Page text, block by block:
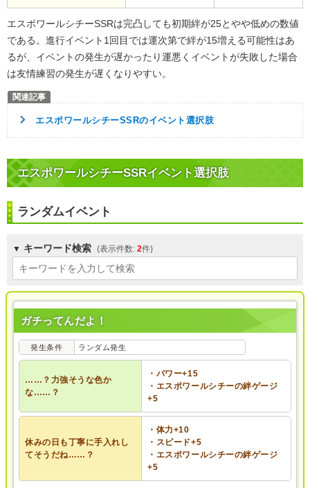
エスポワールシチーSSRは完凸しても初期絆が25とやや低めの数値
である。進行イベント1回目では運次第で絆が15増える可能性はあ
るが、イベントの発生が遅かったり運悪くイベントが失敗した場合
は友情練習の発生が遅くなりやすい。
エスポワールシチーSSRのイベント選択肢
エスポワールシチーSSRイベント選択肢
ランダムイベント
キーワード検索 2
ガチってんだよ！
発生条件 ランダム発生
……？力強そうな色か
な……？
・パワー+15
・エスポワールシチーの絆ゲージ
+5
休みの日も丁寧に手入れし
てそうだね……？
・体力+10
・スピード+5
・エスポワールシチーの絆ゲージ
+5